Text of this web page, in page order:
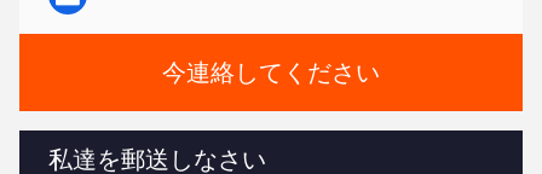
今連絡してください
私達を郵送しなさい